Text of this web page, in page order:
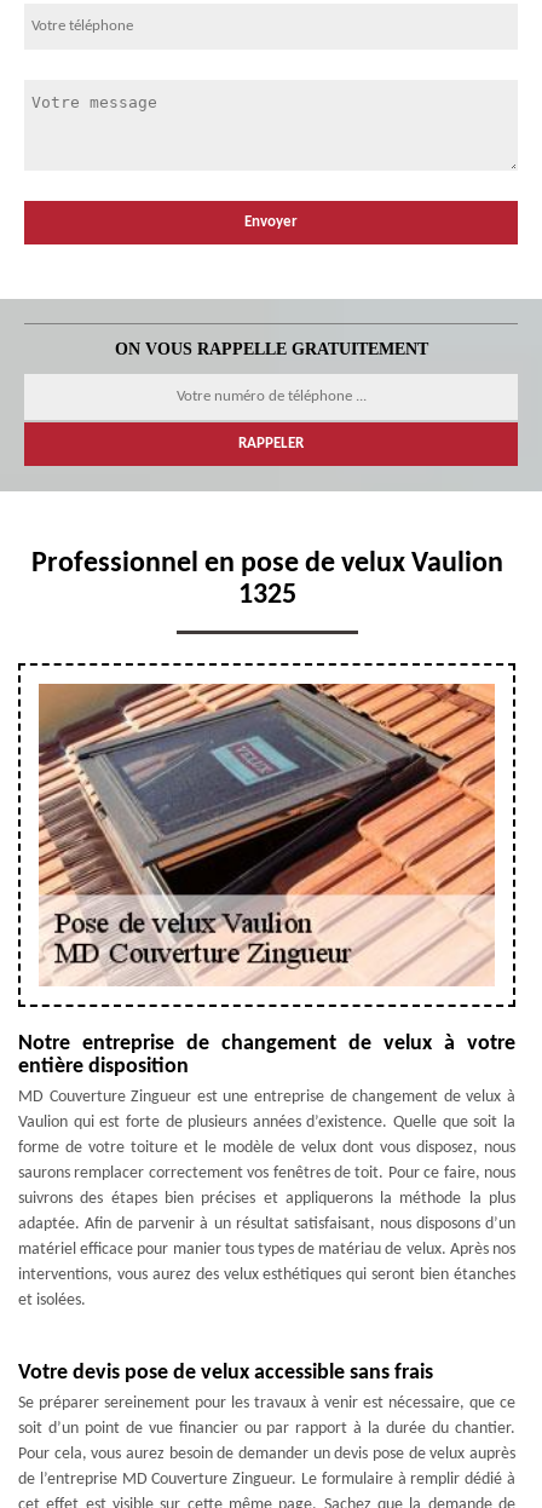
ON VOUS RAPPELLE GRATUITEMENT
Professionnel en pose de velux Vaulion
1325
Notre entreprise de changement de velux à votre
entière disposition
MD Couverture Zingueur est une entreprise de changement de velux à
Vaulion qui est forte de plusieurs années d’existence. Quelle que soit la
forme de votre toiture et le modèle de velux dont vous disposez, nous
saurons remplacer correctement vos fenêtres de toit. Pour ce faire, nous
suivrons des étapes bien précises et appliquerons la méthode la plus
adaptée. Afin de parvenir à un résultat satisfaisant, nous disposons d’un
matériel efficace pour manier tous types de matériau de velux. Après nos
interventions, vous aurez des velux esthétiques qui seront bien étanches
et isolées.
Votre devis pose de velux accessible sans frais
Se préparer sereinement pour les travaux à venir est nécessaire, que ce
soit d’un point de vue financier ou par rapport à la durée du chantier.
Pour cela, vous aurez besoin de demander un devis pose de velux auprès
de l’entreprise MD Couverture Zingueur. Le formulaire à remplir dédié à